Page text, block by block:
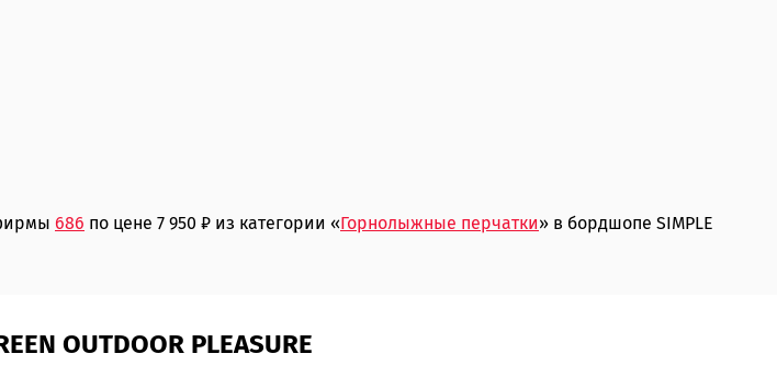
686 по цене 7 950 ₽ из категории «Горнолыжные перчатки» в бордшопе SIMPLE
OUTDOOR PLEASURE